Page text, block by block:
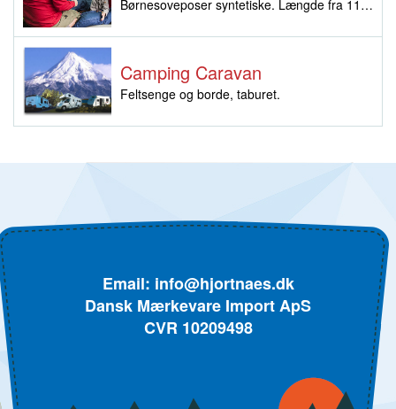
Børnesoveposer syntetiske. Længde fra 110 cm til 150 cm person højde.
Camping Caravan
Feltsenge og borde, taburet.
Email: info@hjortnaes.dk
Dansk Mærkevare Import ApS
CVR 10209498